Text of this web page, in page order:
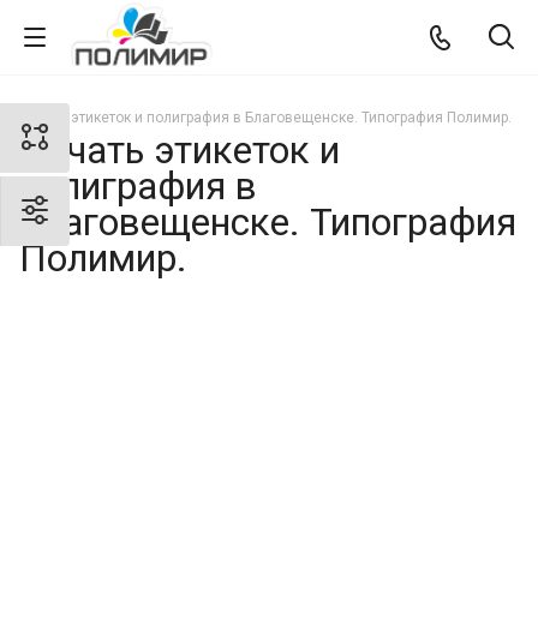
Печать этикеток и полиграфия в Благовещенске. Типография Полимир.
Печать этикеток и
полиграфия в
Благовещенске. Типография
Полимир.